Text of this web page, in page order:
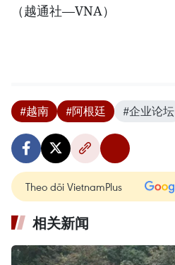
（越通社—VNA）
#越南 #阿根廷 #企业论坛
Theo dõi VietnamPlus
相关新闻